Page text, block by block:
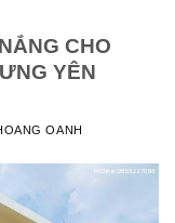
CHO
YÊN
OANH